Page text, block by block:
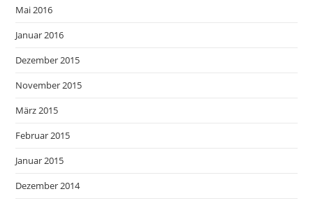
Mai 2016
Januar 2016
Dezember 2015
November 2015
März 2015
Februar 2015
Januar 2015
Dezember 2014